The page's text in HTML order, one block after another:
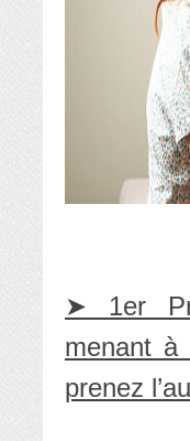
➤ 1er
menant à
prenez